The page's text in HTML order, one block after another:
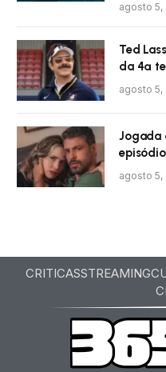
agosto 5,
Ted
da 4ª
agosto 5,
Jogada
agosto 5,
CRITICASSTREAMING